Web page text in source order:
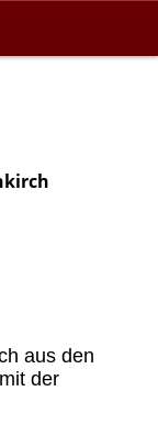
aus den
der